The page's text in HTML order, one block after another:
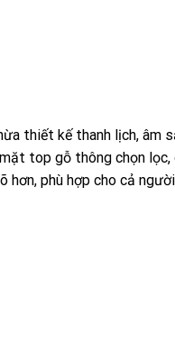
thiết kế thanh lịch, âm
top gỗ thông chọn lọc,
hơn, phù hợp cho cả